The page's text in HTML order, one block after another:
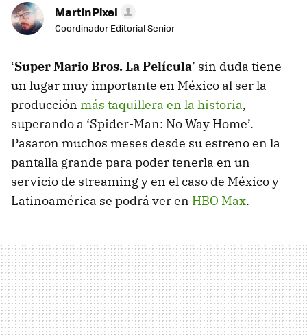
MartinPixel
Coordinador Editorial Senior
‘Super Mario Bros. La Película’ sin duda tiene
un lugar muy importante en México al ser la
producción más taquillera en la historia,
superando a ‘Spider-Man: No Way Home’.
Pasaron muchos meses desde su estreno en la
pantalla grande para poder tenerla en un
servicio de streaming y en el caso de México y
Latinoamérica se podrá ver en HBO Max.